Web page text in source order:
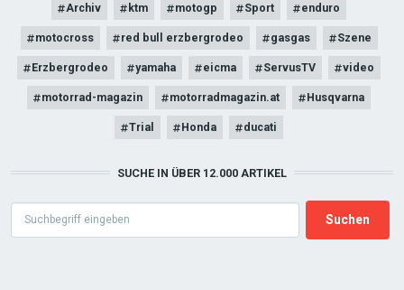
Archiv ktm motogp Sport enduro
motocross red bull erzbergrodeo gasgas Szene
Erzbergrodeo yamaha eicma ServusTV video
motorrad-magazin motorradmagazin.at Husqvarna
Trial Honda ducati
SUCHE IN ÜBER 12.000 ARTIKEL